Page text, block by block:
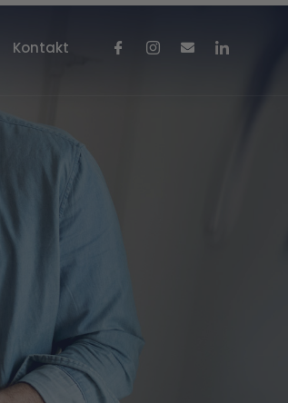
Kontakt